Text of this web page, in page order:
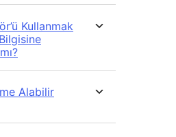
Kullanmak
Alabilir